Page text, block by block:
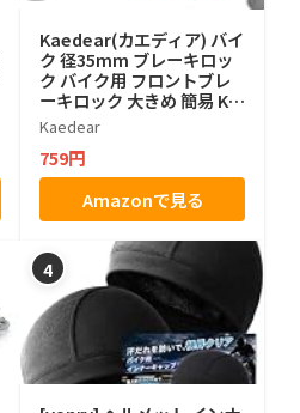
Kaedear(カエディア) バイ
ク 径35mm ブレーキロッ
ク バイク用 フロントブレ
ーキロック 大きめ 簡易 KD
R-SST1 (レッド)
Kaedear
759円
Amazonで見る
4